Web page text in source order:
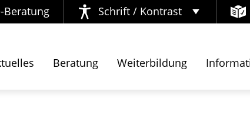
en el transporte público? - Aquí puede
Beratung Schrift / Kontrast
Schrift vergrößern
Beratung Weiterbildung